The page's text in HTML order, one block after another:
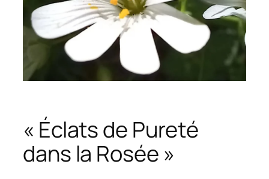
« Éclats de Pureté
dans la Rosée »